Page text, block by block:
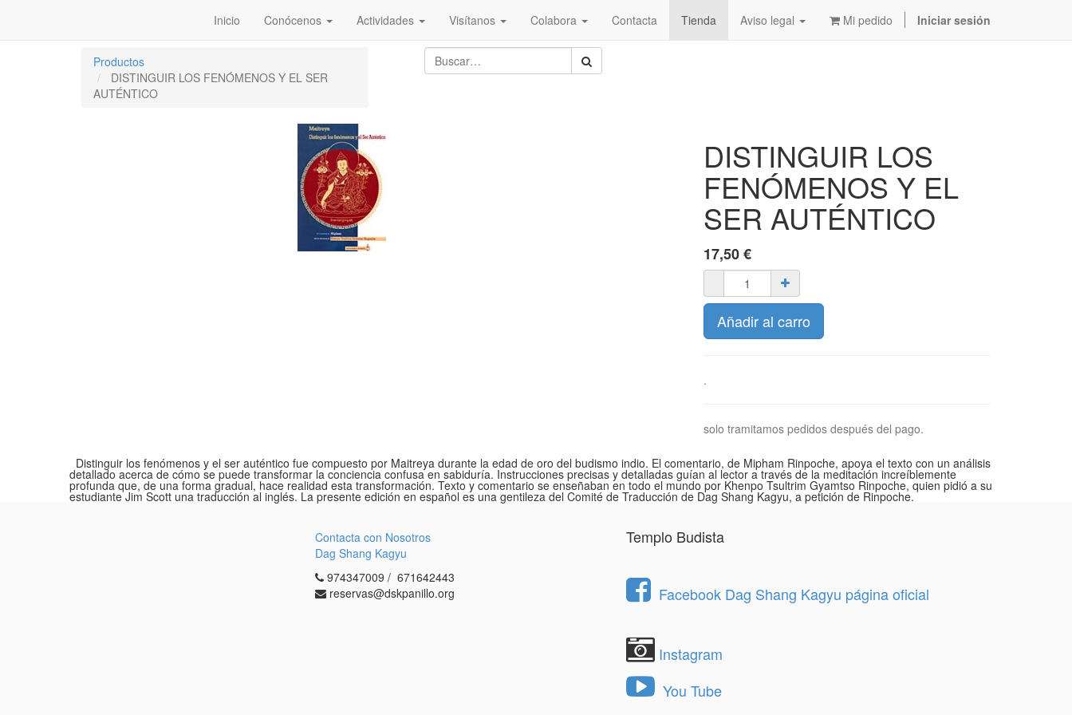
Inicio Conócenos Actividades Visítanos Colabora Contacta Tienda Aviso legal Mi pedido Iniciar sesión
Productos
DISTINGUIR LOS FENÓMENOS Y EL SER
AUTÉNTICO
DISTINGUIR LOS
FENÓMENOS Y EL
SER AUTÉNTICO
17,50€
Añadir al carro
.
solo tramitamos pedidos después del pago.
Distinguir los fenómenos y el ser auténtico fue compuesto por Maitreya durante la edad de oro del budismo indio. El comentario, de Mipham Rinpoche, apoya el texto con un análisis
detallado acerca de cómo se puede transformar la conciencia confusa en sabiduría. Instrucciones precisas y detalladas guían al lector a través de la meditación increíblemente
profunda que, de una forma gradual, hace realidad esta transformación. Texto y comentario se enseñaban en todo el mundo por Khenpo Tsultrim Gyamtso Rinpoche, quien pidió a su
estudiante Jim Scott una traducción al inglés. La presente edición en español es una gentileza del Comité de Traducción de Dag Shang Kagyu, a petición de Rinpoche.
Contacta con Nosotros
Dag Shang Kagyu
974347009 / 671642443
reservas@dskpanillo.org
Templo Budista
Facebook Dag Shang Kagyu página oficial
Instagram
You Tube